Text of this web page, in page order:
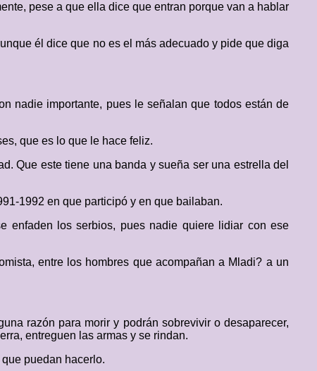
pese a que ella dice que entran porque van a hablar
él dice que no es el más adecuado y pide que diga
nadie importante, pues le señalan que todos están de
que es lo que le hace feliz.
Que este tiene una banda y sueña ser una estrella del
1992 en que participó y en que bailaban.
enfaden los serbios, pues nadie quiere lidiar con ese
entre los hombres que acompañan a Mladi? a un
razón para morir y podrán sobrevivir o desaparecer,
entreguen las armas y se rindan.
puedan hacerlo.